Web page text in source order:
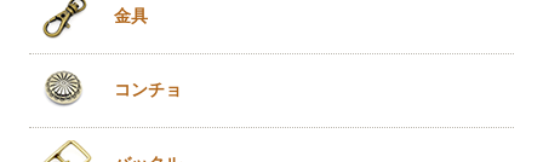
金具
コンチョ